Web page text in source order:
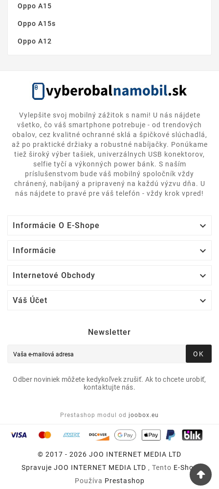
Oppo A15
Oppo A15s
Oppo A12
Vylepšite svoj mobilný zážitok s nami! U nás nájdete
všetko, čo váš smartphone potrebuje - od trendových
obalov, cez kvalitné ochranné sklá a špičkové slúchadlá,
až po praktické držiaky a robustné nabíjačky. Ponúkame
tiež široký výber tašiek, univerzálnych USB konektorov,
selfie tyčí a výkonných power bánk. S naším
príslušenstvom bude váš mobilný spoločník vždy
chránený, nabíjaný a pripravený na každú výzvu dňa. U
nás nájdete to pravé pre váš telefón - vždy krok vpred!
Informácie O E-Shope 
Informácie 
Internetové Obchody 
Váš Účet 
Newsletter
OK
Odber noviniek môžete kedykoľvek zrušiť. Ak to chcete urobiť,
kontaktujte nás.
Prestashop modul od joobox.eu
© 2017 - 2026 JOO INTERNET MEDIA LTD
Spravuje JOO INTERNET MEDIA LTD , Tento E-Shop
Používa Prestashop